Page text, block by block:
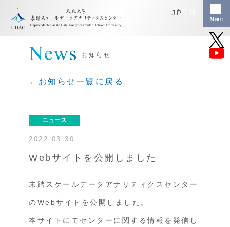
JP
お知らせ
←お知らせ一覧に戻る
ニュース
2022.03.30
Webサイトを公開しました
未踏スケールデータアナリティクスセンター
のWebサイトを公開しました。
本サイトにてセンターに関する情報を発信し